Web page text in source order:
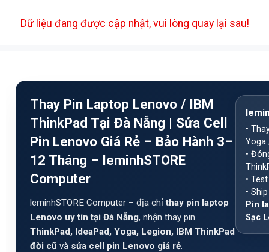
Dữ liệu đang được cập nhật, vui lòng quay lại sau!
Thay Pin Laptop Lenovo / IBM
ThinkPad Tại Đà Nẵng | Sửa Cell
Pin Lenovo Giá Rẻ – Bảo Hành 3–
12 Tháng – leminhSTORE
Computer
leminhSTORE Computer – địa chỉthay pin laptop
Lenovo uy tín tại Đà Nẵng, nhận thay pin
ThinkPad, IdeaPad, Yoga, Legion, IBM ThinkPad
đời cũ và sửa cell pin Lenovo giá rẻ.
•
Yoga
•
•
•
Pin
Sạc